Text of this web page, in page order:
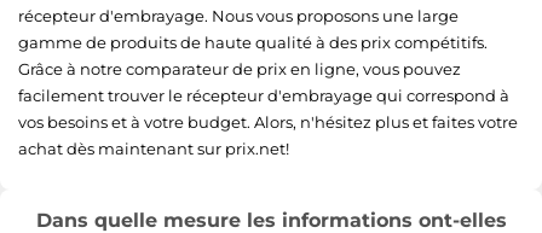
récepteur d'embrayage. Nous vous proposons une large
gamme de produits de haute qualité à des prix compétitifs.
Grâce à notre comparateur de prix en ligne, vous pouvez
facilement trouver le récepteur d'embrayage qui correspond à
vos besoins et à votre budget. Alors, n'hésitez plus et faites votre
achat dès maintenant sur prix.net!
Dans quelle mesure les informations ont-elles